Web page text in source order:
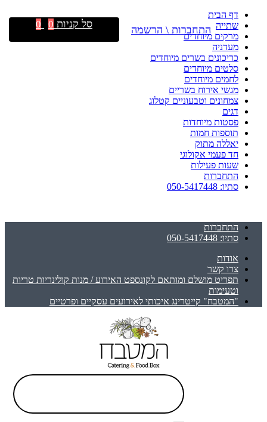
דף הבית
שתייה
מרקים מיוחדים
מעדניה
כריכונים בשרים מיוחדים
סלטים מיוחדים
לחמים מיוחדים
מגשי אירוח בשריים
צמחונים וטבעוניים קטלוג
דגים
פסטות מיוחדות
תוספות חמות
יאללה מתוק
חד פעמי אקולוגי
שעות פעילות
התחברות
סתיו: 050-5417448
התחברות
סתיו: 050-5417448
אודות
צרו קשר
תפריט מושלם ומותאם לקונספט האירוע / מנות קולינריות טריות
וטעימות
"המטבח" קייטרינג איכותי לאירועים עסקיים ופרטיים
התחברות \ הרשמה סל קניות 0
0